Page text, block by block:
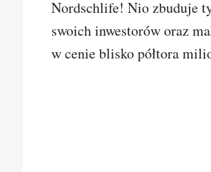
Nordschlife! Nio zbuduje
swoich inwestorów oraz
w cenie blisko półtora